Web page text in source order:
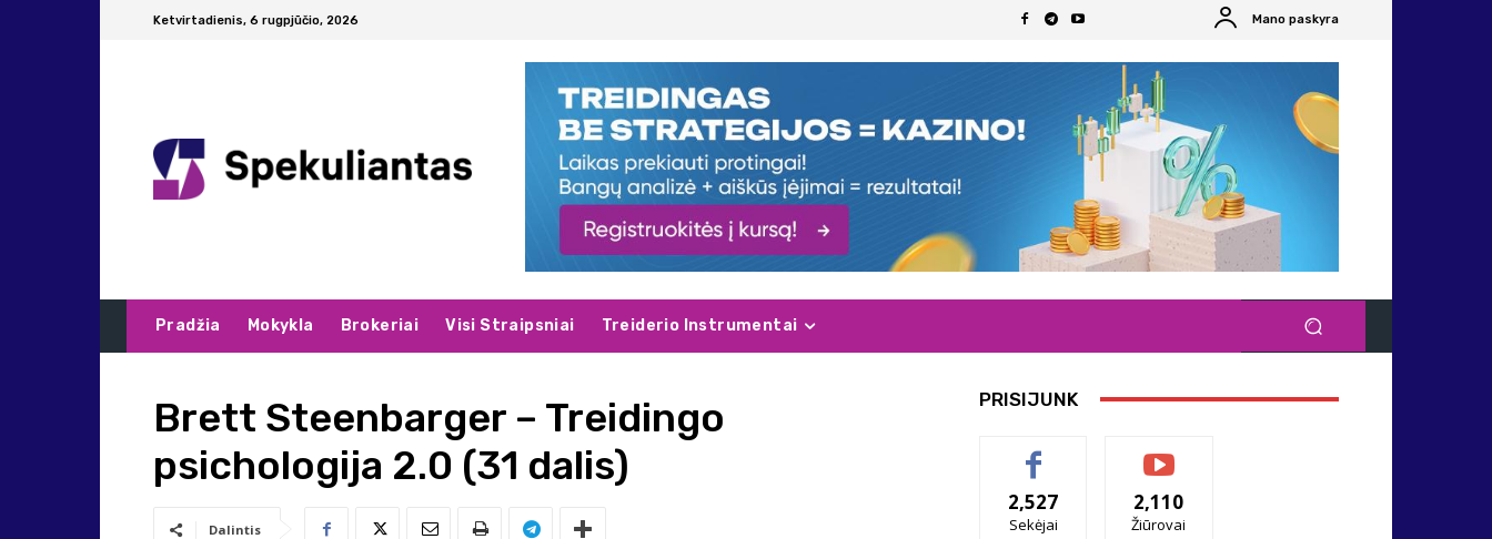
Ketvirtadienis, 6 rugpjūčio, 2026 Mano paskyra
Pradžia Mokykla Brokeriai Visi Straipsniai Treiderio Instrumentai
Brett Steenbarger – Treidingo
psichologija 2.0 (31 dalis)
Dalintis
PRISIJUNK
2,527
Sekėjai
2,110
Žiūrovai